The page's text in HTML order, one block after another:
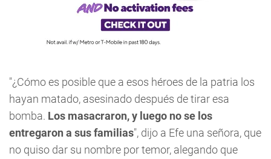
"¿Cómo es posible que a esos héroes de la patria los
hayan matado, asesinado después de tirar esa
bomba. Los masacraron, y luego no se los
entregaron a sus familias", dijo a Efe una señora, que
no quiso dar su nombre por temor, alegando que